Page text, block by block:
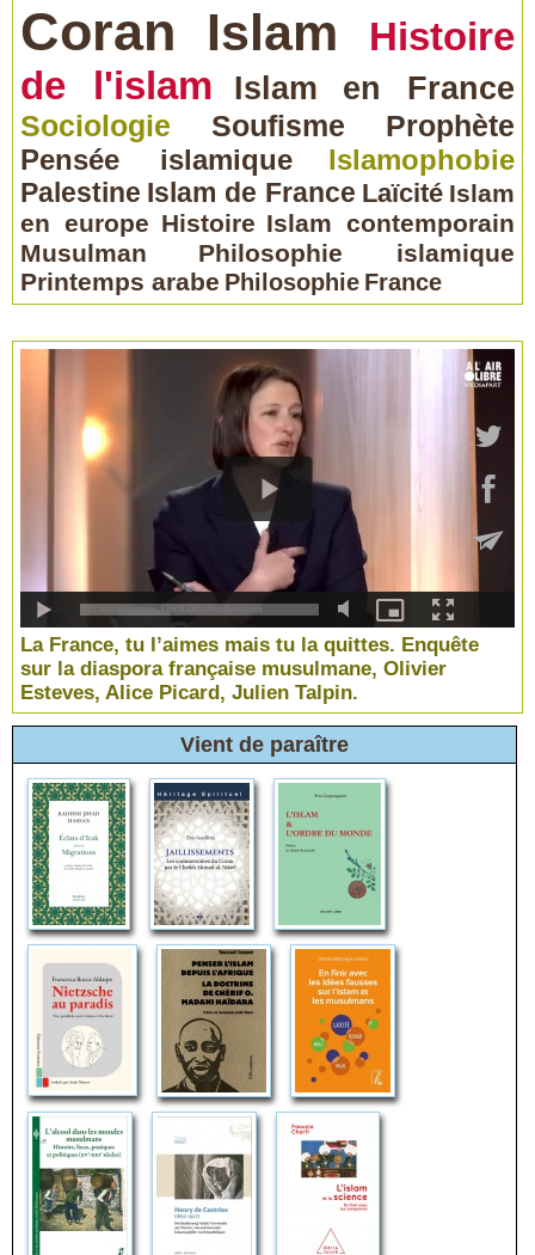
Coran Islam
Histoire
de l'islam
Islam en France
Sociologie Soufisme
Prophète
Pensée islamique
Islamophobie
Palestine Islam de France Laïcité Islam
en europe Histoire Islam contemporain
Musulman
Philosophie islamique
Printemps arabe Philosophie France
La France, tu l’aimes mais tu la quittes. Enquête
sur la diaspora française musulmane, Olivier
Esteves, Alice Picard, Julien Talpin.
Vient de paraître